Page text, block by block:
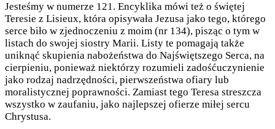
Jesteśmy w numerze 121. Encyklika mówi też o świętej
Teresie z Lisieux, która opisywała Jezusa jako tego, którego
serce biło w zjednoczeniu z moim (nr 134), pisząc o tym w
listach do swojej siostry Marii. Listy te pomagają także
uniknąć skupienia nabożeństwa do Najświętszego Serca, na
cierpieniu, ponieważ niektórzy rozumieli zadośćuczynienie
jako rodzaj nadrzędności, pierwszeństwa ofiary lub
moralistycznej poprawności. Zamiast tego Teresa streszcza
wszystko w zaufaniu, jako najlepszej ofierze miłej sercu
Chrystusa.